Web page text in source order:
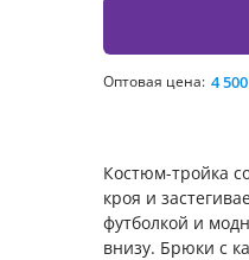
Оптовая цена: 4
Костюм-тройка
кроя и
футболкой и
внизу. Брюки с